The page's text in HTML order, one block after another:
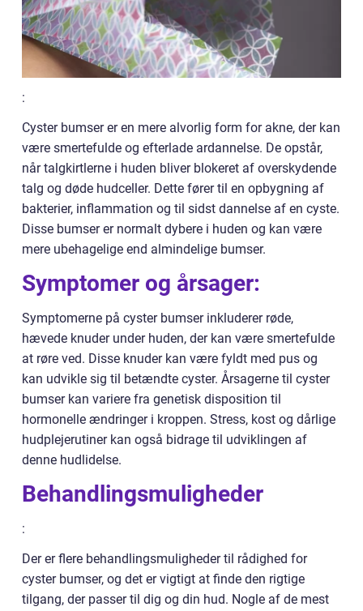
:
Cyster bumser er en mere alvorlig form for akne, der kan
være smertefulde og efterlade ardannelse. De opstår,
når talgkirtlerne i huden bliver blokeret af overskydende
talg og døde hudceller. Dette fører til en opbygning af
bakterier, inflammation og til sidst dannelse af en cyste.
Disse bumser er normalt dybere i huden og kan være
mere ubehagelige end almindelige bumser.
Symptomer og årsager:
Symptomerne på cyster bumser inkluderer røde,
hævede knuder under huden, der kan være smertefulde
at røre ved. Disse knuder kan være fyldt med pus og
kan udvikle sig til betændte cyster. Årsagerne til cyster
bumser kan variere fra genetisk disposition til
hormonelle ændringer i kroppen. Stress, kost og dårlige
hudplejerutiner kan også bidrage til udviklingen af
denne hudlidelse.
Behandlingsmuligheder
:
Der er flere behandlingsmuligheder til rådighed for
cyster bumser, og det er vigtigt at finde den rigtige
tilgang, der passer til dig og din hud. Nogle af de mest